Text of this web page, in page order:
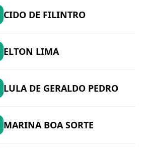
CIDO DE FILINTRO
ELTON LIMA
LULA DE GERALDO PEDRO
MARINA BOA SORTE